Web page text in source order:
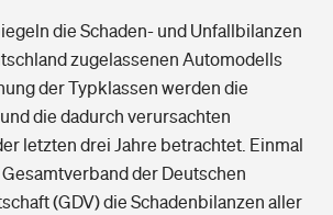
die Schaden- und Unfallbilanzen
zugelassenen Automodells
der Typklassen werden die
die dadurch verursachten
letzten drei Jahre betrachtet. Einmal
der Deutschen
(GDV) die Schadenbilanzen aller